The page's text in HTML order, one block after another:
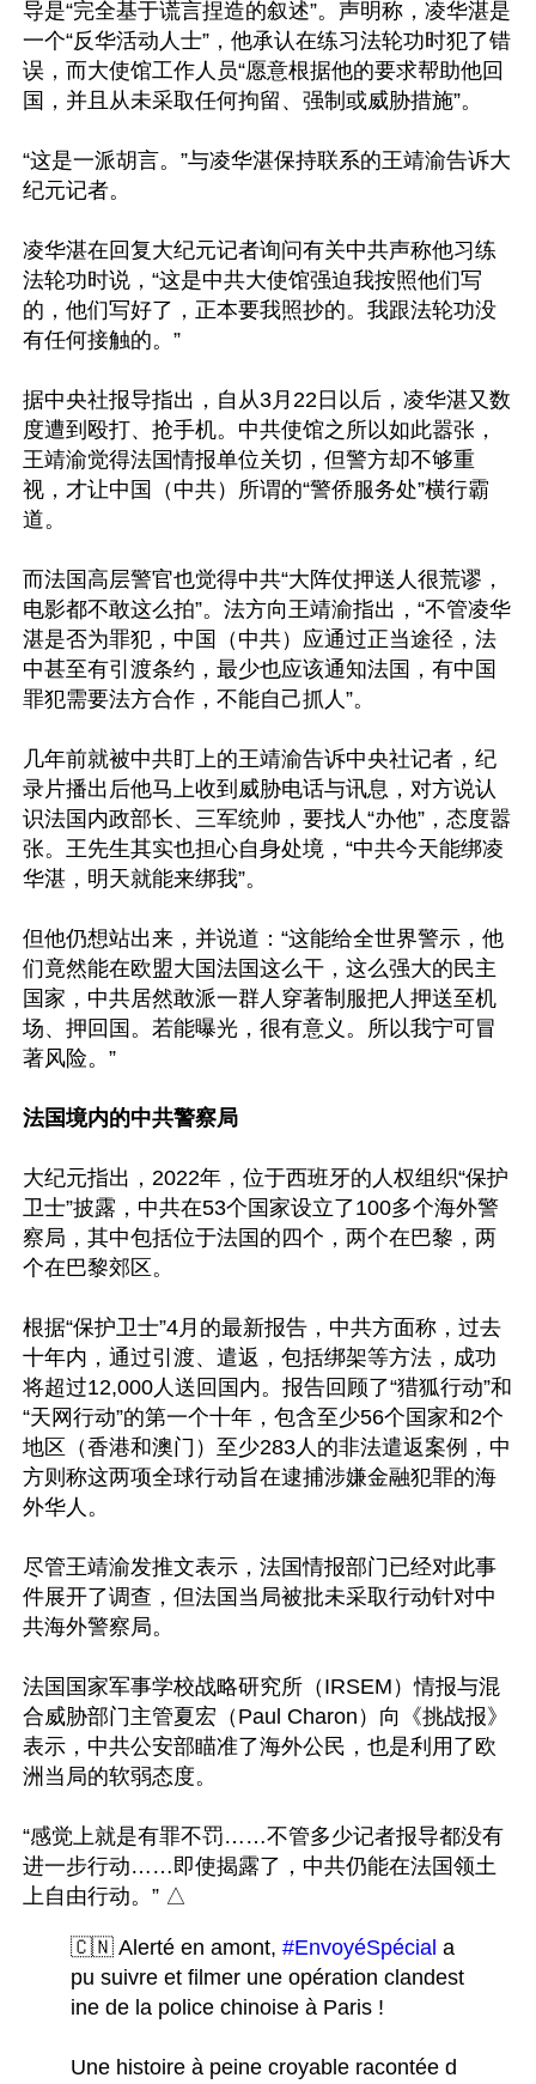
导是“完全基于谎言捏造的叙述”。声明称，凌华湛是
一个“反华活动人士”，他承认在练习法轮功时犯了错
误，而大使馆工作人员“愿意根据他的要求帮助他回
国，并且从未采取任何拘留、强制或威胁措施”。
“这是一派胡言。”与凌华湛保持联系的王靖渝告诉大
纪元记者。
凌华湛在回复大纪元记者询问有关中共声称他习练
法轮功时说，“这是中共大使馆强迫我按照他们写
的，他们写好了，正本要我照抄的。我跟法轮功没
有任何接触的。”
据中央社报导指出，自从3月22日以后，凌华湛又数
度遭到殴打、抢手机。中共使馆之所以如此嚣张，
王靖渝觉得法国情报单位关切，但警方却不够重
视，才让中国（中共）所谓的“警侨服务处”横行霸
道。
而法国高层警官也觉得中共“大阵仗押送人很荒谬，
电影都不敢这么拍”。法方向王靖渝指出，“不管凌华
湛是否为罪犯，中国（中共）应通过正当途径，法
中甚至有引渡条约，最少也应该通知法国，有中国
罪犯需要法方合作，不能自己抓人”。
几年前就被中共盯上的王靖渝告诉中央社记者，纪
录片播出后他马上收到威胁电话与讯息，对方说认
识法国内政部长、三军统帅，要找人“办他”，态度嚣
张。王先生其实也担心自身处境，“中共今天能绑凌
华湛，明天就能来绑我”。
但他仍想站出来，并说道：“这能给全世界警示，他
们竟然能在欧盟大国法国这么干，这么强大的民主
国家，中共居然敢派一群人穿著制服把人押送至机
场、押回国。若能曝光，很有意义。所以我宁可冒
著风险。”
法国境内的中共警察局
大纪元指出，2022年，位于西班牙的人权组织“保护
卫士”披露，中共在53个国家设立了100多个海外警
察局，其中包括位于法国的四个，两个在巴黎，两
个在巴黎郊区。
根据“保护卫士”4月的最新报告，中共方面称，过去
十年内，通过引渡、遣返，包括绑架等方法，成功
将超过12,000人送回国内。报告回顾了“猎狐行动”和
“天网行动”的第一个十年，包含至少56个国家和2个
地区（香港和澳门）至少283人的非法遣返案例，中
方则称这两项全球行动旨在逮捕涉嫌金融犯罪的海
外华人。
尽管王靖渝发推文表示，法国情报部门已经对此事
件展开了调查，但法国当局被批未采取行动针对中
共海外警察局。
法国国家军事学校战略研究所（IRSEM）情报与混
合威胁部门主管夏宏（Paul Charon）向《挑战报》
表示，中共公安部瞄准了海外公民，也是利用了欧
洲当局的软弱态度。
“感觉上就是有罪不罚……不管多少记者报导都没有
进一步行动……即使揭露了，中共仍能在法国领土
🇨🇳 Alerté en amont, #EnvoyéSpécial a
pu suivre et filmer une opération clandest
ine de la police chinoise à Paris !
Une histoire à peine croyable racontée d